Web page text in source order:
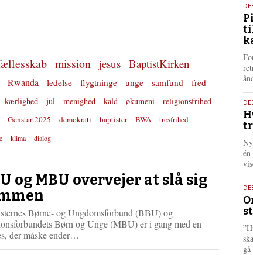
mission jesus BaptistKirken
Rwanda ledelse flygtninge unge samfund
fred
kærlighed jul menighed kald økumeni
religionsfrihed
Genstart2025 demokrati baptister BWA
trosfrihed
klima dialog
og MBU overvejer at slå sig
Børne- og Ungdomsforbund (BBU) og
Børn og Unge (MBU) er i gang med en
der måske ender…
5.
9.